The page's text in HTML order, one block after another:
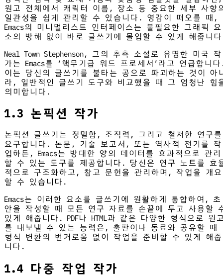
원고 전체에서 캐릭터 이름, 장소 등 중요한 세부 사항
일관성을 쉽게 관리할 수 있습니다. 영감이 떠오를 때,
Emacs의 미니멀리스트 인터페이스는 불필요한 그래픽 요
소의 방해 없이 바로 글쓰기에 몰입할 수 있게 해줍니
Neal Town Stephenson, 그의 추측 소설로 유명한 미국 작
가는 Emacs를 ‘핵무기급 워드 프로세서’라고 언급합니
이는 당신의 글쓰기를 불타는 공으로 파괴하는 것이 아
라, 일반적인 글쓰기 도구와 비교했을 때 그 엄청난 힘
의미합니다.
1.3 논픽션 작가
논픽션 글쓰기는 정밀함, 조직력, 그리고 철저한 연구를
요구합니다. 논문, 기술 보고서, 또는 역사적 전기를 작
업하든, Emacs는 방대한 양의 데이터를 효과적으로 관리
할 수 있는 도구를 제공합니다. 당신은 연구 노트를 효
적으로 구조화하고, 참고 문헌을 관리하며, 작업을 개요
할 수 있습니다.
Emacs는 이러한 요소를 글쓰기에 원활하게 통합하여, 초
안을 작성할 때 모든 연구 자료를 손끝에 두고 사용할
있게 해줍니다. PDF나 HTML과 같은 다양한 형식으로 원
를 내보낼 수 있는 능력은, 출판이나 동료와 공유할 때
형식 변환의 번거로움 없이 작업을 준비할 수 있게 해줍
니다.
1.4 다중 작업 작가